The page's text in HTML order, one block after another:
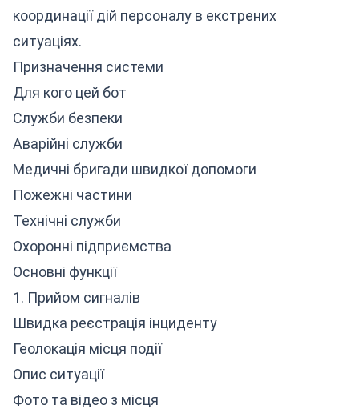
координації дій персоналу в екстрених
ситуаціях.
Призначення системи
Для кого цей бот
Служби безпеки
Аварійні служби
Медичні бригади швидкої допомоги
Пожежні частини
Технічні служби
Охоронні підприємства
Основні функції
1. Прийом сигналів
Швидка реєстрація інциденту
Геолокація місця події
Опис ситуації
Фото та відео з місця